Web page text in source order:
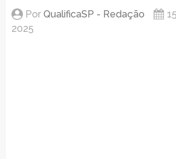
Por QualificaSP - Redação
2025